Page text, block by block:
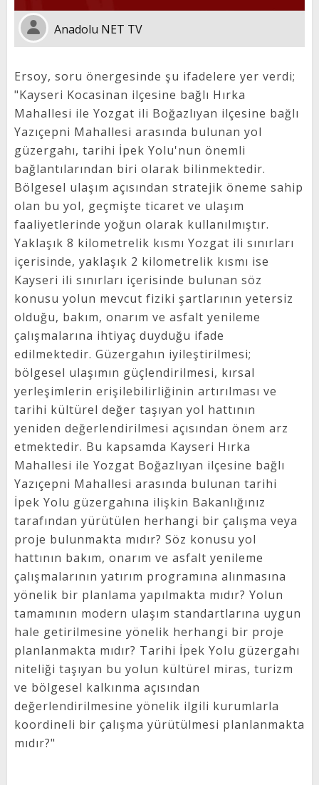
Anadolu NET TV
Ersoy, soru önergesinde şu ifadelere yer verdi;
"Kayseri Kocasinan ilçesine bağlı Hırka
Mahallesi ile Yozgat ili Boğazlıyan ilçesine bağlı
Yazıçepni Mahallesi arasında bulunan yol
güzergahı, tarihi İpek Yolu'nun önemli
bağlantılarından biri olarak bilinmektedir.
Bölgesel ulaşım açısından stratejik öneme sahip
olan bu yol, geçmişte ticaret ve ulaşım
faaliyetlerinde yoğun olarak kullanılmıştır.
Yaklaşık 8 kilometrelik kısmı Yozgat ili sınırları
içerisinde, yaklaşık 2 kilometrelik kısmı ise
Kayseri ili sınırları içerisinde bulunan söz
konusu yolun mevcut fiziki şartlarının yetersiz
olduğu, bakım, onarım ve asfalt yenileme
çalışmalarına ihtiyaç duyduğu ifade
edilmektedir. Güzergahın iyileştirilmesi;
bölgesel ulaşımın güçlendirilmesi, kırsal
yerleşimlerin erişilebilirliğinin artırılması ve
tarihi kültürel değer taşıyan yol hattının
yeniden değerlendirilmesi açısından önem arz
etmektedir. Bu kapsamda Kayseri Hırka
Mahallesi ile Yozgat Boğazlıyan ilçesine bağlı
Yazıçepni Mahallesi arasında bulunan tarihi
İpek Yolu güzergahına ilişkin Bakanlığınız
tarafından yürütülen herhangi bir çalışma veya
proje bulunmakta mıdır? Söz konusu yol
hattının bakım, onarım ve asfalt yenileme
çalışmalarının yatırım programına alınmasına
yönelik bir planlama yapılmakta mıdır? Yolun
tamamının modern ulaşım standartlarına uygun
hale getirilmesine yönelik herhangi bir proje
planlanmakta mıdır? Tarihi İpek Yolu güzergahı
niteliği taşıyan bu yolun kültürel miras, turizm
ve bölgesel kalkınma açısından
değerlendirilmesine yönelik ilgili kurumlarla
koordineli bir çalışma yürütülmesi planlanmakta
mıdır?"